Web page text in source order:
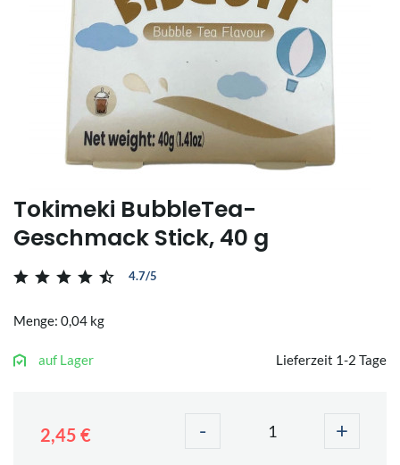
Tokimeki BubbleTea-
Geschmack Stick, 40 g
4.7/5
Menge: 0,04 kg
auf Lager Lieferzeit 1-2 Tage
2,45 € - +